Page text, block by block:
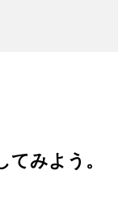
みよう。